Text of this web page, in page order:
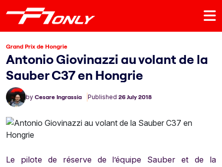
Grand Prix de Hongrie
Antonio Giovinazzi au volant de la
Sauber C37 en Hongrie
by Cesare Ingrassia Published 26 July 2018
Le pilote de réserve de l’équipe Sauber et de la